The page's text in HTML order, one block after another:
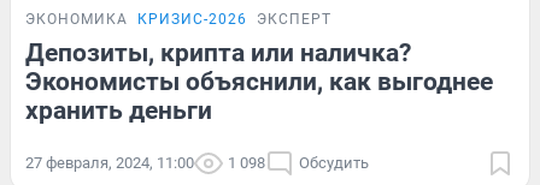
ЭКОНОМИКА КРИЗИС-2026 ЭКСПЕРТ
Депозиты, крипта или наличка?
Экономисты объяснили, как выгоднее
хранить деньги
27 февраля, 2024, 11:00 1 098 Обсудить